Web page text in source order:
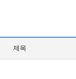
제목